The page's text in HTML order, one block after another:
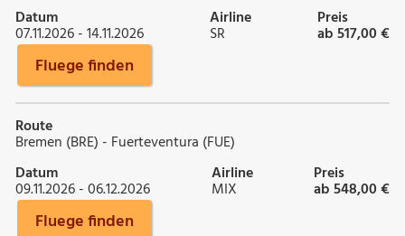
Datum
07.11.2026 - 14.11.2026
Airline
SR
Preis
ab 517,00 €
Fluege finden
Route
Bremen (BRE) - Fuerteventura (FUE)
Datum
09.11.2026 - 06.12.2026
Airline
MIX
Preis
ab 548,00 €
Fluege finden